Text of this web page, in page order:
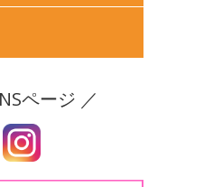
ヶ月
ページ ／